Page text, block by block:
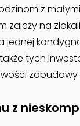
z
zależy na
jednej
tych
zabudowy
z